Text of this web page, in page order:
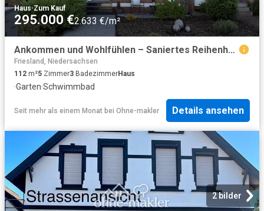
Haus·Zum Kauf
295.000 €2.633 €/m²
Ankommen und Wohlfühlen – Saniertes Reihenhaus mit großem Pool
Friesland, Niedersachsen
112 m²5 Zimmer3 BadezimmerHaus
·Garten·Schwimmbad
Seit mehr als einem Monat bei Ohne-makler Details ansehen
2 bilder